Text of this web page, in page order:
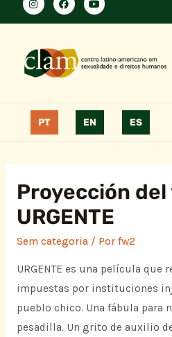
PT EN ES
Proyección del
URGENTE
Sem categoria/ Por fw2
URGENTE es una película que
impuestas por instituciones
pueblo chico. Una fábula para
pesadilla. Un grito de auxilio